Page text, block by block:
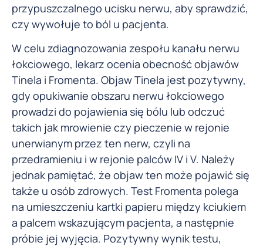
przypuszczalnego ucisku nerwu, aby sprawdzić,
czy wywołuje to ból u pacjenta.
W celu zdiagnozowania zespołu kanału nerwu
łokciowego, lekarz ocenia obecność objawów
Tinela i Fromenta. Objaw Tinela jest pozytywny,
gdy opukiwanie obszaru nerwu łokciowego
prowadzi do pojawienia się bólu lub odczuć
takich jak mrowienie czy pieczenie w rejonie
unerwianym przez ten nerw, czyli na
przedramieniu i w rejonie palców IV i V. Należy
jednak pamiętać, że objaw ten może pojawić się
także u osób zdrowych. Test Fromenta polega
na umieszczeniu kartki papieru między kciukiem
a palcem wskazującym pacjenta, a następnie
próbie jej wyjęcia. Pozytywny wynik testu,